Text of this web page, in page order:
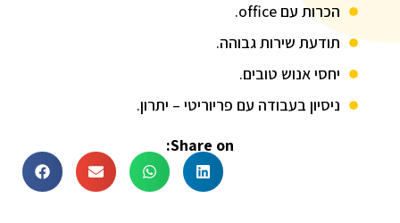
הכרות עם office.
תודעת שירות גבוהה.
יחסי אנוש טובים.
ניסיון בעבודה עם פריוריטי – יתרון.
Share on: